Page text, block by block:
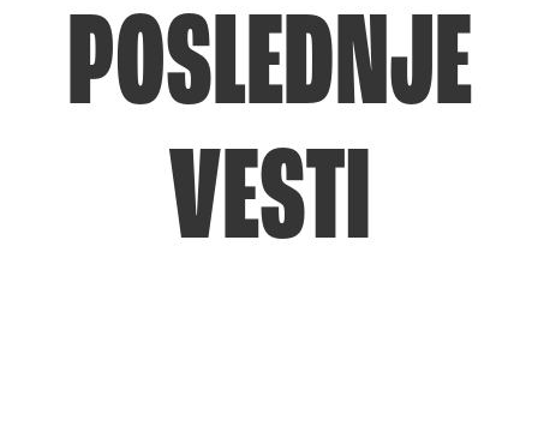
POSLEDNJE
VESTI